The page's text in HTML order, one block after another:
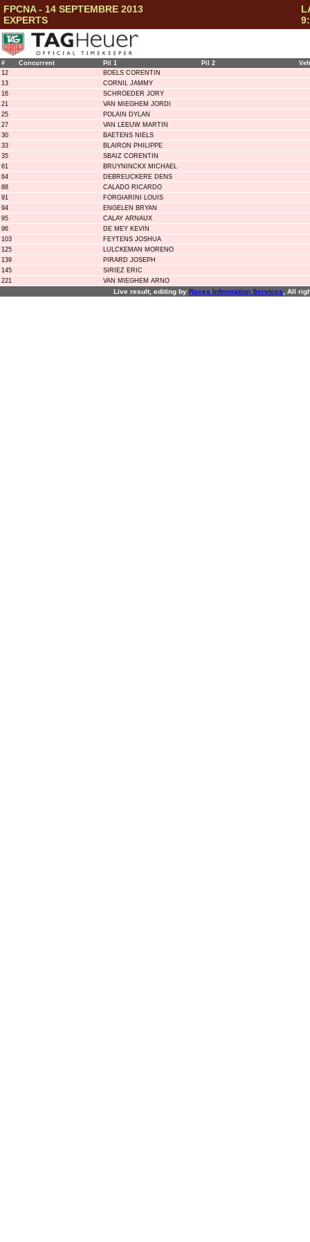
FPCNA - 14 SEPTEMBRE 2013
EXPERTS
# Concurrent Pil 1 Pil 2
Veh
12
BOELS CORENTIN
13
CORNIL JAMMY
16
SCHROEDER JORY
21
VAN MIEGHEM JORDI
25
POLAIN DYLAN
27
VAN LEEUW MARTIN
30
BAETENS NIELS
33
BLAIRON PHILIPPE
35
SBAIZ CORENTIN
61
BRUYNINCKX MICHAEL
64
DEBREUCKERE DENS
88
CALADO RICARDO
91
FORGIARINI LOUIS
94
ENGELEN BRYAN
95
CALAY ARNAUX
96
DE MEY KEVIN
103
FEYTENS JOSHUA
125
LULCKEMAN MORENO
139
PIRARD JOSEPH
145
SIRIEZ ERIC
221
VAN MIEGHEM ARNO
Live result, editing by Races Information Services , All